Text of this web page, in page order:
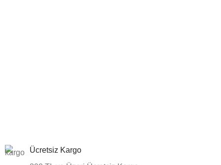
Ücretsiz Kargo